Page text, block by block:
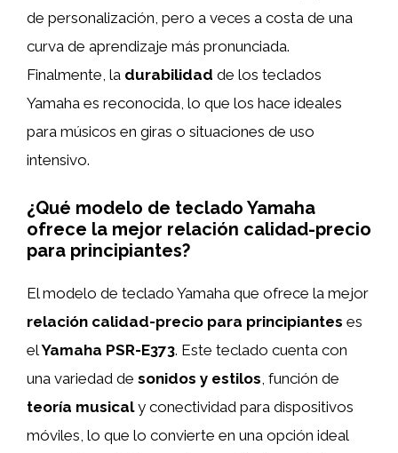
de personalización, pero a veces a costa de una
curva de aprendizaje más pronunciada.
Finalmente, la durabilidad de los teclados
Yamaha es reconocida, lo que los hace ideales
para músicos en giras o situaciones de uso
intensivo.
¿Qué modelo de teclado Yamaha
ofrece la mejor relación calidad-precio
para principiantes?
El modelo de teclado Yamaha que ofrece la mejor
relación calidad-precio para principiantes es
elYamaha PSR-E373. Este teclado cuenta con
una variedad de sonidos y estilos , función de
teoría musicaly conectividad para dispositivos
móviles, lo que lo convierte en una opción ideal